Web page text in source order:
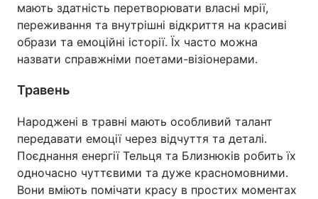
мають здатність перетворювати власні мрії,
переживання та внутрішні відкриття на красиві
образи та емоційні історії. Їх часто можна
назвати справжніми поетами-візіонерами.
Травень
Народжені в травні мають особливий талант
передавати емоції через відчуття та деталі.
Поєднання енергії Тельця та Близнюків робить їх
одночасно чуттєвими та дуже красномовними.
Вони вміють помічати красу в простих моментах